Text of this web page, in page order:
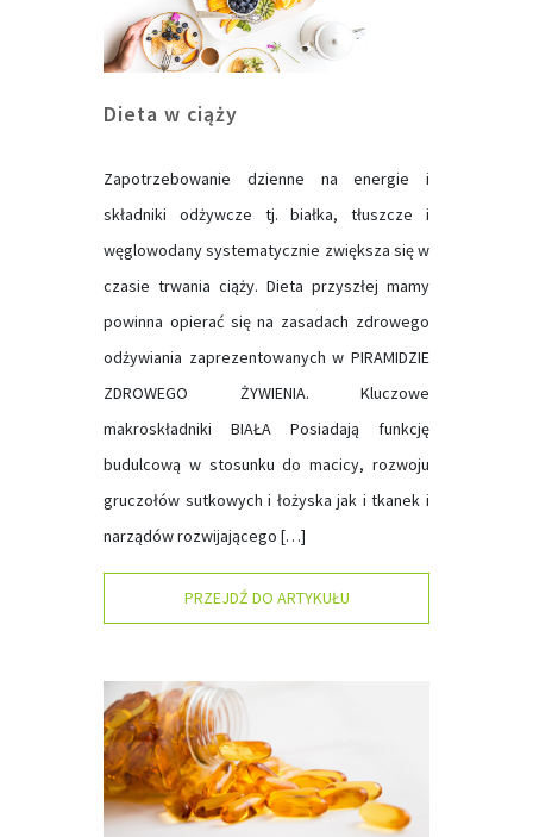
Dieta w ciąży
Zapotrzebowanie dzienne na energie i
składniki odżywcze tj. białka, tłuszcze i
węglowodany systematycznie zwiększa się w
czasie trwania ciąży. Dieta przyszłej mamy
powinna opierać się na zasadach zdrowego
odżywiania zaprezentowanych w PIRAMIDZIE
ZDROWEGO ŻYWIENIA. Kluczowe
makroskładniki BIAŁA Posiadają funkcję
budulcową w stosunku do macicy, rozwoju
gruczołów sutkowych i łożyska jak i tkanek i
narządów rozwijającego […]
PRZEJDŹ DO ARTYKUŁU